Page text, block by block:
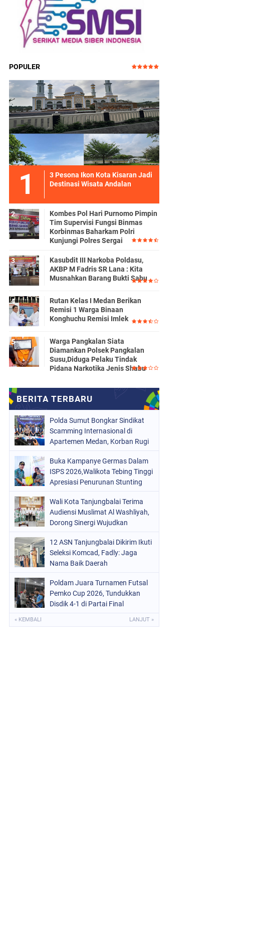
POPULER
3 Pesona Ikon Kota Kisaran Jadi
Destinasi Wisata Andalan
Kombes Pol Hari Purnomo Pimpin
Tim Supervisi Fungsi Binmas
Korbinmas Baharkam Polri
Kunjungi Polres Sergai
Kasubdit III Narkoba Poldasu,
AKBP M Fadris SR Lana : Kita
Musnahkan Barang Bukti Sabu
Rutan Kelas I Medan Berikan
Remisi 1 Warga Binaan
Konghuchu Remisi Imlek
Warga Pangkalan Siata
Diamankan Polsek Pangkalan
Susu,Diduga Pelaku Tindak
Pidana Narkotika Jenis Shabu
Polda Sumut Bongkar Sindikat
Scamming Internasional di
Apartemen Medan, Korban Rugi
Buka Kampanye Germas Dalam
ISPS 2026,Walikota Tebing Tinggi
Apresiasi Penurunan Stunting
Wali Kota Tanjungbalai Terima
Audiensi Muslimat Al Washliyah,
Dorong Sinergi Wujudkan
12 ASN Tanjungbalai Dikirim Ikuti
Seleksi Komcad, Fadly: Jaga
Nama Baik Daerah
Poldam Juara Turnamen Futsal
Pemko Cup 2026, Tundukkan
Disdik 4-1 di Partai Final
« KEMBALI LANJUT »